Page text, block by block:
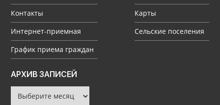
Контакты
Интернет-приемная
График приема граждан
Карты
Сельские поселения
АРХИВ ЗАПИСЕЙ
Архив
записей